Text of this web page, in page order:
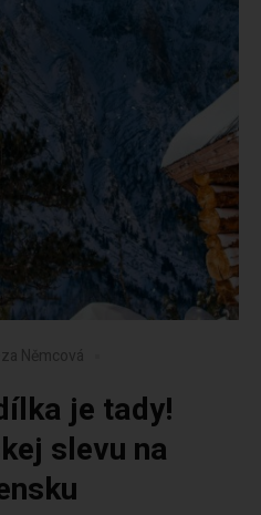
Němcová
je tady!
slevu na